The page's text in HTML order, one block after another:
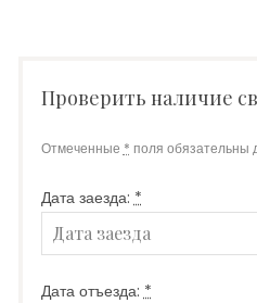
Проверить наличие
Отмеченные * поля обязательны
Дата заезда: *
Дата отъезда: *